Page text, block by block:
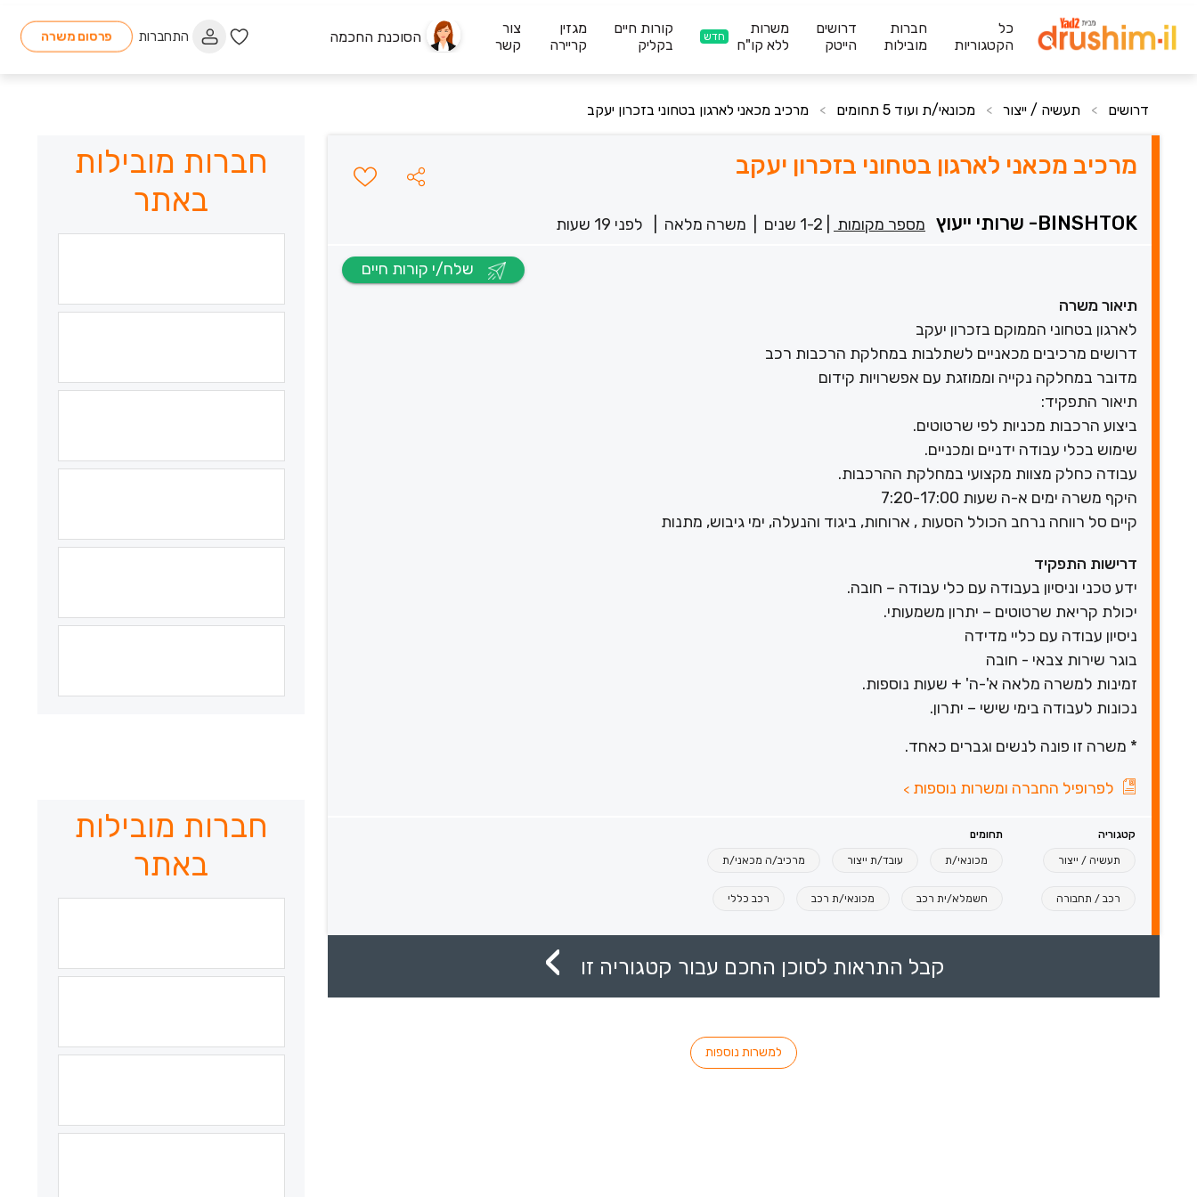
כל
הקטגוריות
חברות
מובילות
דרושים
הייטק
משרות
ללא קו"ח
חדש
קורות חיים
בקליק
מגזין
קריירה
צור
קשר
הסוכנת החכמה התחברות פרסום משרה
דרושים > תעשיה / ייצור > מכונאי/ת ועוד 5 תחומים > מרכיב מכאני לארגון בטחוני בזכרון יעקב
מרכיב מכאני לארגון בטחוני בזכרון יעקב
BINSHTOK- שרותי ייעוץ מספר מקומות 1-2 שנים משרה מלאה לפני 19 שעות
תיאור משרה
לארגון בטחוני הממוקם בזכרון יעקב
דרושים מרכיבים מכאניים לשתלבות במחלקת הרכבות רכב
מדובר במחלקה נקייה וממוזגת עם אפשרויות קידום
תיאור התפקיד:
ביצוע הרכבות מכניות לפי שרטוטים.
שימוש בכלי עבודה ידניים ומכניים.
עבודה כחלק מצוות מקצועי במחלקת ההרכבות.
היקף משרה ימים א-ה שעות 7:20-17:00
קיים סל רווחה נרחב הכולל הסעות , ארוחות, ביגוד והנעלה, ימי גיבוש, מתנות
דרישות התפקיד
ידע טכני וניסיון בעבודה עם כלי עבודה – חובה.
יכולת קריאת שרטוטים – יתרון משמעותי.
ניסיון עבודה עם כליי מדידה
בוגר שירות צבאי - חובה
זמינות למשרה מלאה א'-ה' + שעות נוספות.
נכונות לעבודה בימי שישי – יתרון.
* משרה זו פונה לנשים וגברים כאחד.
לפרופיל החברה ומשרות נוספות >
קטגוריה תחומים
תעשיה / ייצור מכונאי/ת עובד/ת ייצור מרכיב/ה מכאני/ת
רכב / תחבורה חשמלא/ית רכב מכונאי/ת רכב רכב כללי
קבל התראות לסוכן החכם עבור קטגוריה זו
למשרות נוספות
חברות מובילות
באתר
חברות מובילות
באתר